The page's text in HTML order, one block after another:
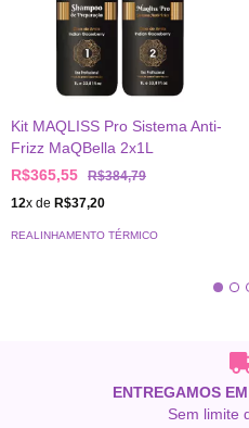
Kit MAQLISS Pro Sistema Anti-
Frizz MaQBella 2x1L
R$365,55
R$384,79
12x de R$37,20
REALINHAMENTO TÉRMICO
ENTREGAMOS
Sem limite